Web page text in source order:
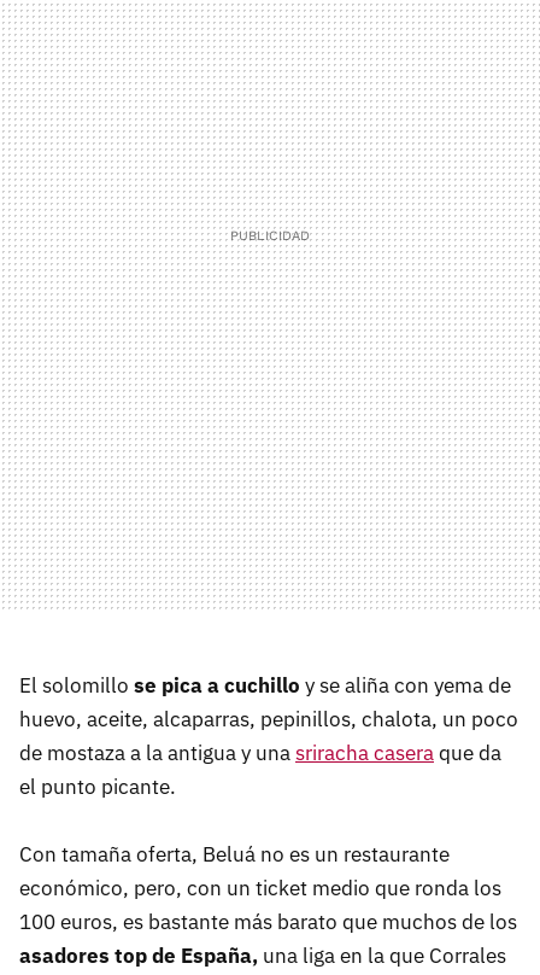
El solomillo se pica a cuchillo y se aliña con yema de
huevo, aceite, alcaparras, pepinillos, chalota, un poco
de mostaza a la antigua y unasriracha caseraque da
el punto picante.
Con tamaña oferta, Beluá no es un restaurante
económico, pero, con un ticket medio que ronda los
100 euros, es bastante más barato que muchos de los
asadores top de España, una liga en la que Corrales